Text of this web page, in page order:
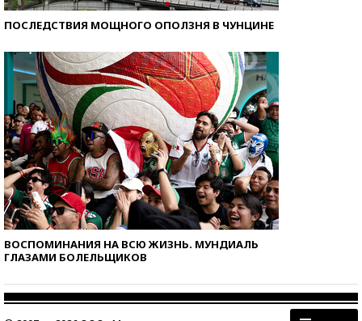
ПОСЛЕДСТВИЯ МОЩНОГО ОПОЛЗНЯ В ЧУНЦИНЕ
ВОСПОМИНАНИЯ НА ВСЮ ЖИЗНЬ. МУНДИАЛЬ
ГЛАЗАМИ БОЛЕЛЬЩИКОВ